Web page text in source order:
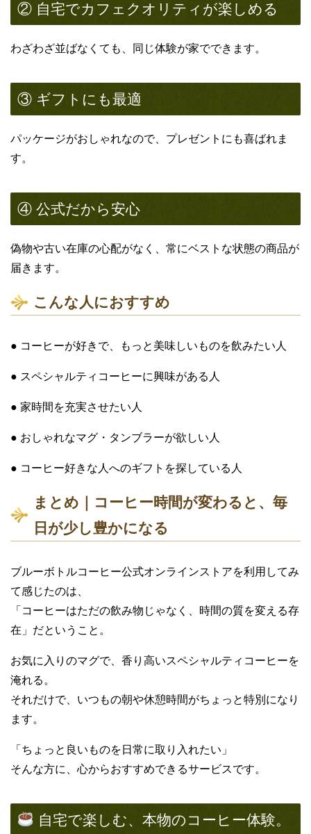
② 自宅でカフェクオリティが楽しめる
わざわざ並ばなくても、同じ体験が家でできます。
③ ギフトにも最適
パッケージがおしゃれなので、プレゼントにも喜ばれま
す。
④ 公式だから安心
偽物や古い在庫の心配がなく、常にベストな状態の商品が
届きます。
こんな人におすすめ
● コーヒーが好きで、もっと美味しいものを飲みたい人
● スペシャルティコーヒーに興味がある人
● 家時間を充実させたい人
● おしゃれなマグ・タンブラーが欲しい人
● コーヒー好きな人へのギフトを探している人
まとめ｜コーヒー時間が変わると、毎
日が少し豊かになる
ブルーボトルコーヒー公式オンラインストアを利用してみ
て感じたのは、
「コーヒーはただの飲み物じゃなく、時間の質を変える存
在」だということ。
お気に入りのマグで、香り高いスペシャルティコーヒーを
淹れる。
それだけで、いつもの朝や休憩時間がちょっと特別になり
ます。
「ちょっと良いものを日常に取り入れたい」
そんな方に、心からおすすめできるサービスです。
自宅で楽しむ、本物のコーヒー体験。